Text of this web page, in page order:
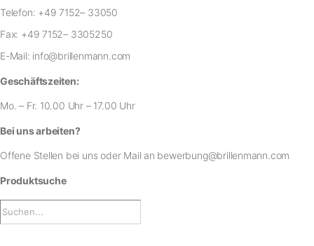
Telefon: +49 7152– 33050
Fax: +49 7152– 3305250
E-Mail: info@brillenmann.com
Geschäftszeiten:
Mo. – Fr. 10.00 Uhr – 17.00 Uhr
Bei uns arbeiten?
Offene Stellen bei unsoder Mail an bewerbung@brillenmann.com
Produktsuche